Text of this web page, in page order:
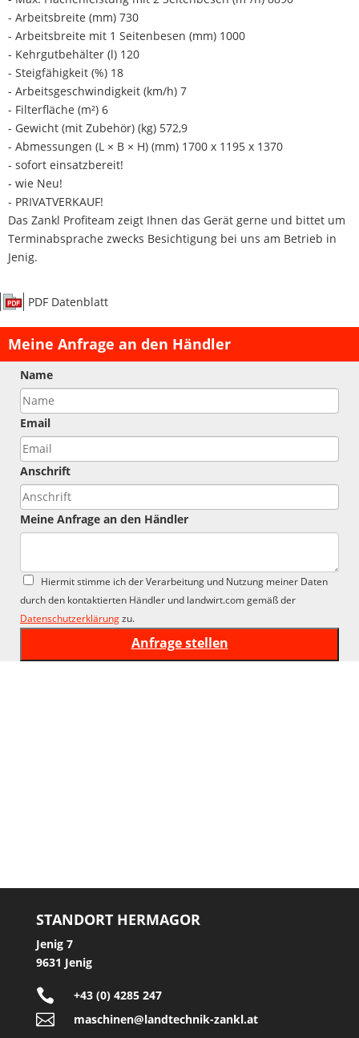
- Arbeitsbreite (mm) 730
- Arbeitsbreite mit 1 Seitenbesen (mm) 1000
- Kehrgutbehälter (l) 120
- Steigfähigkeit (%) 18
- Arbeitsgeschwindigkeit (km/h) 7
- Filterfläche (m²) 6
- Gewicht (mit Zubehör) (kg) 572,9
- Abmessungen (L × B × H) (mm) 1700 x 1195 x 1370
- sofort einsatzbereit!
- wie Neu!
- PRIVATVERKAUF!
Das Zankl Profiteam zeigt Ihnen das Gerät gerne und bittet um
Terminabsprache zwecks Besichtigung bei uns am Betrieb in
Jenig.
PDF Datenblatt
Meine Anfrage an den Händler
Name
Email
Anschrift
Meine Anfrage an den Händler
Hiermit stimme ich der Verarbeitung und Nutzung meiner Daten
durch den kontaktierten Händler und landwirt.com gemäß der
Datenschutzerklärungzu.
STANDORT HERMAGOR
Jenig 7
9631 Jenig
 +43 (0) 4285 247
 maschinen@landtechnik-zankl.at